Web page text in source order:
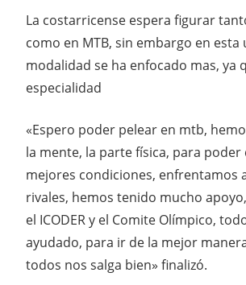
La costarricense espera figurar
como en MTB, sin embargo en esta
modalidad se ha enfocado mas, ya
especialidad
«Espero poder pelear en mtb,
la mente, la parte física, para poder
mejores condiciones, enfrentamos
rivales, hemos tenido mucho apoyo,
el ICODER y el Comite Olímpico,
ayudado, para ir de la mejor
todos nos salga bien» finalizó.